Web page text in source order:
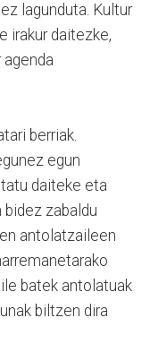
lagunduta. Kultur
irakur daitezke,
berriak.
egun
daiteke eta
bidez zabaldu
antolatzaileen
batek antolatuak
biltzen dira